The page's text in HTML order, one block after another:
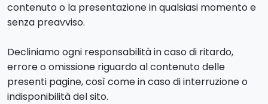
contenuto o la presentazione in qualsiasi momento e
senza preavviso.
Decliniamo ogni responsabilità in caso di ritardo,
errore o omissione riguardo al contenuto delle
presenti pagine, così come in caso di interruzione o
indisponibilità del sito.